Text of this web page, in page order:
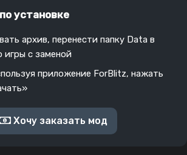
установке
архив, перенести папку Data в
с заменой
приложение ForBlitz, нажать
Хочу заказать мод